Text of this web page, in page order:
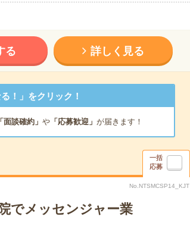
る 詳しく見る
！」をクリック！
「面談確約」 や「応募歓迎」 が届きます！
一括
応募
No.NTSMCSP14_KJT
でメッセンジャー業